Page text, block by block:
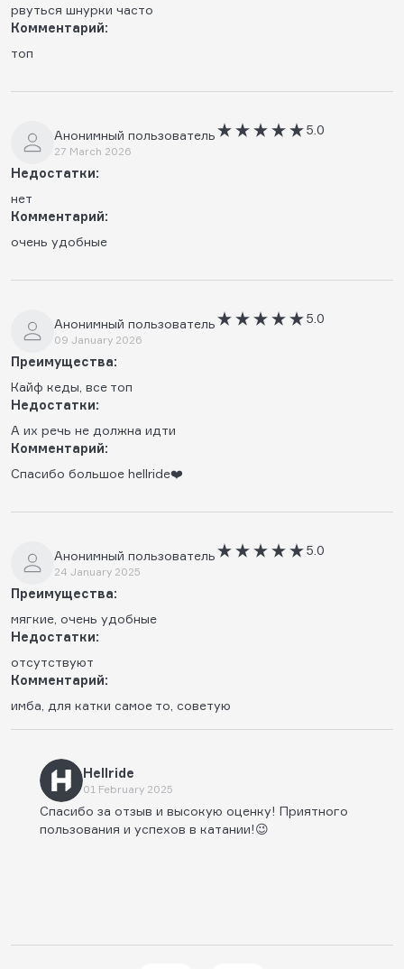
рвуться шнурки часто
Комментарий:
топ
Анонимный пользователь
27 March 2026
5.0
Недостатки:
нет
Комментарий:
очень удобные
Анонимный пользователь
09 January 2026
5.0
Преимущества:
Кайф кеды, все топ
Недостатки:
А их речь не должна идти
Комментарий:
Спасибо большое hellride❤️
Анонимный пользователь
24 January 2025
5.0
Преимущества:
мягкие, очень удобные
Недостатки:
отсутствуют
Комментарий:
имба, для катки самое то, советую
Hellride
01 February 2025
Спасибо за отзыв и высокую оценку! Приятного
пользования и успехов в катании!😉